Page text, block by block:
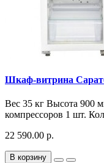
Шкаф-витрина
Вес 35 кг Высота 900
компрессоров 1 шт.
22 590.00 р.
В корзину